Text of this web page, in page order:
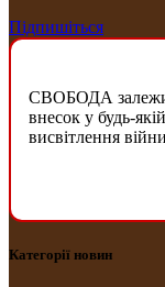
Підпишіться
СВОБОДА
внесок у будь-
висвітлення
Категорії новин